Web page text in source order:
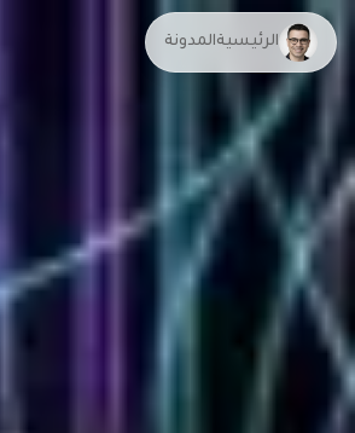
الرئيسيةالمدونة